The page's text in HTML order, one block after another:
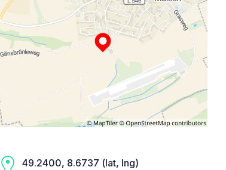
49.2400, 8.6737 (lat, lng)